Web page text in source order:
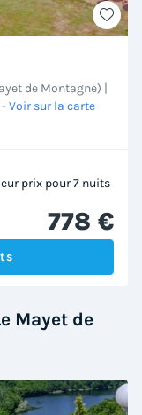
de Montagne) |
-Voir sur la carte
prix pour 7 nuits
778 €
Mayet de